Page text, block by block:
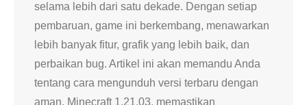
selama lebih dari satu dekade. Dengan setiap
pembaruan, game ini berkembang, menawarkan
lebih banyak fitur, grafik yang lebih baik, dan
perbaikan bug. Artikel ini akan memandu Anda
tentang cara mengunduh versi terbaru dengan
aman, Minecraft 1.21.03, memastikan